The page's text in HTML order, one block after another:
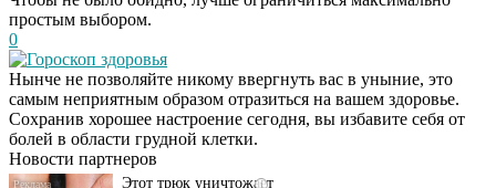
простым выбором.
0
Гороскоп здоровья
Нынче не позволяйте никому ввергнуть вас в уныние, это
самым неприятным образом отразиться на вашем здоровье.
Сохранив хорошее настроение сегодня, вы избавите себя от
болей в области грудной клетки.
Новости партнеров
Даже самый
запущенный грибок
исчезнет с корнем,
если перед сном…
i
Этот трюк уничтожает